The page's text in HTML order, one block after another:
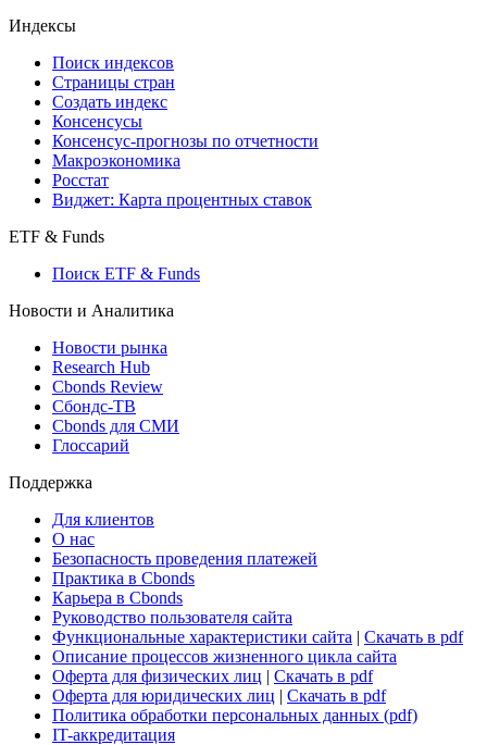
Индексы
Поиск индексов
Страницы стран
Создать индекс
Консенсусы
Консенсус-прогнозы по отчетности
Макроэкономика
Росстат
Виджет: Карта процентных ставок
ETF & Funds
Поиск ETF & Funds
Новости и Аналитика
Новости рынка
Research Hub
Cbonds Review
Сбондс-ТВ
Cbonds для СМИ
Глоссарий
Поддержка
Для клиентов
О нас
Безопасность проведения платежей
Практика в Cbonds
Карьера в Cbonds
Руководство пользователя сайта
Функциональные характеристики сайта | Скачать в pdf
Описание процессов жизненного цикла сайта
Оферта для физических лиц | Скачать в pdf
Оферта для юридических лиц | Скачать в pdf
Политика обработки персональных данных (pdf)
IT-аккредитация